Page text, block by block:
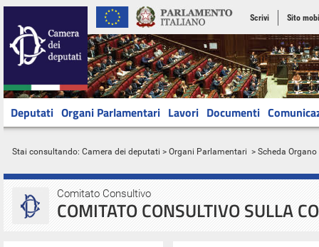
Scrivi Sito
Deputati Organi Parlamentari Lavori Documenti
Stai consultando: Camera dei deputati > Organi Parlamentari > Scheda Organo
Comitato Consultivo
COMITATO CONSULTIVO SULLA